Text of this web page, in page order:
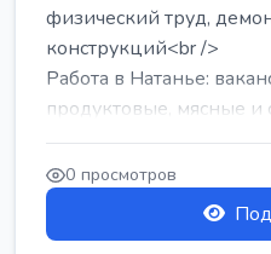
физический труд,
конструкций<br />
Работа в Натанье:
продуктовые, мясные
Разнорабочий на
0 просмотров